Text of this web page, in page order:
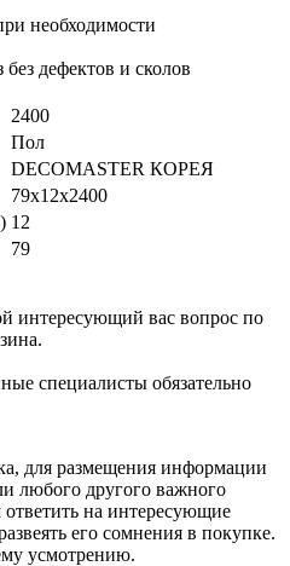
необходимости
дефектов и сколов
2400
Пол
DECOMASTER КОРЕЯ
79x12x2400
12
79
интересующий вас вопрос по
специалисты обязательно
для размещения информации
любого другого важного
на интересующие
его сомнения в покупке.
усмотрению.